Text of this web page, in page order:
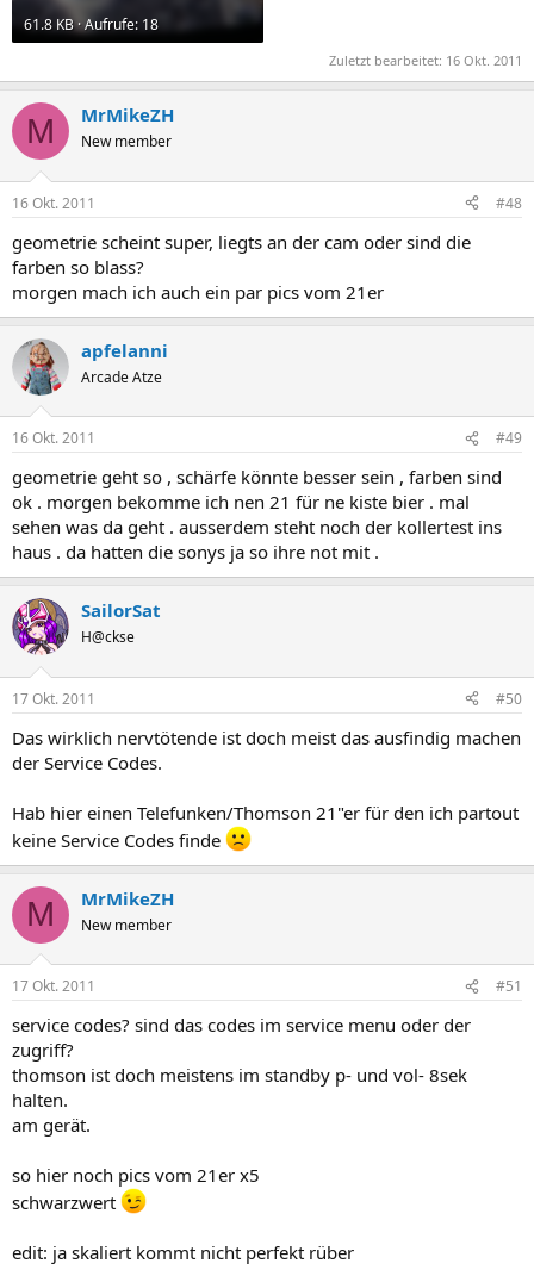
61.8 KB · Aufrufe: 18
Zuletzt bearbeitet: 16 Okt. 2011
M MrMikeZH
New member
16 Okt. 2011 #48
geometrie scheint super, liegts an der cam oder sind die
farben so blass?
morgen mach ich auch ein par pics vom 21er
apfelanni
Arcade Atze
16 Okt. 2011 #49
geometrie geht so , schärfe könnte besser sein , farben sind
ok . morgen bekomme ich nen 21 für ne kiste bier . mal
sehen was da geht . ausserdem steht noch der kollertest ins
haus . da hatten die sonys ja so ihre not mit .
SailorSat
H@ckse
17 Okt. 2011 #50
Das wirklich nervtötende ist doch meist das ausfindig machen
der Service Codes.
Hab hier einen Telefunken/Thomson 21"er für den ich partout
keine Service Codes finde
M MrMikeZH
New member
17 Okt. 2011 #51
service codes? sind das codes im service menu oder der
zugriff?
thomson ist doch meistens im standby p- und vol- 8sek
halten.
am gerät.
so hier noch pics vom 21er x5
schwarzwert
edit: ja skaliert kommt nicht perfekt rüber